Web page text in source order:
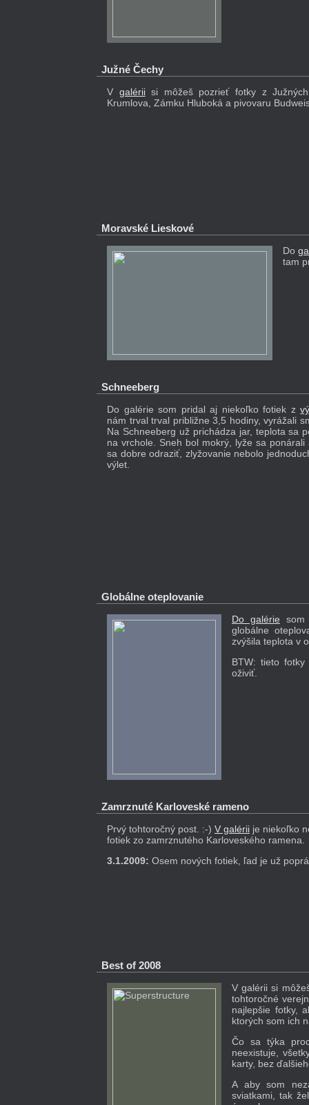
Južné Čechy
V galériisi môžeš pozrieť fotky z
Krumlova, Zámku Hluboká a pivovaru
Moravské Lieskové
Do
tam
Schneeberg
Do galérie som pridal aj niekoľko fotiek z
nám trval trval približne 3,5 hodiny, vyrážali
Na Schneeberg už prichádza jar, teplota sa
na vrchole. Sneh bol mokrý, lyže sa
sa dobre odraziť, zlyžovanie nebolo
výlet.
Globálne oteplovanie
Do galérie som
globálne
zvýšila teplota v
BTW: tieto
oživiť.
Zamrznuté Karloveské rameno
Prvý tohtoročný post. :-) V galérii je niekoľko
fotiek zo zamrznutého Karloveského ramena.
3.1.2009: Osem nových fotiek, ľad je už
Best of 2008
V galérii si
tohtoročné
najlepšie fotky,
ktorých som ich
Čo sa týka
neexistuje,
karty, bez
A aby som
sviatkami, tak